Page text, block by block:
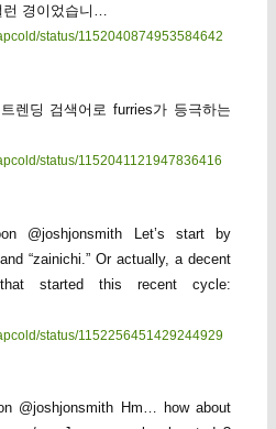
경이었습니…
status/1152040874953584642
렌딩 검색어로 furries가 등극하는
status/1152041121947836416
@joshjonsmith Let’s start by
“zainichi.” Or actually, a decent
started this recent cycle:
status/1152256451429244929
@joshjonsmith Hm… how about